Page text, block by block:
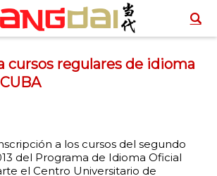
cursos regulares de idioma
a los cursos del segundo
del Programa de Idioma Oficial
el Centro Universitario de